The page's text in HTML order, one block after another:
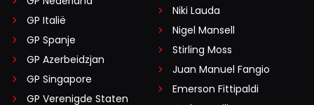
GP Italië
GP Spanje
GP Azerbeidzjan
GP Singapore
GP Verenigde Staten
Niki Lauda
Nigel Mansell
Stirling Moss
Juan Manuel Fangio
Emerson Fittipaldi